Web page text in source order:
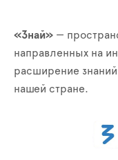
«Знай» —
направленных на
расширение
нашей стране.